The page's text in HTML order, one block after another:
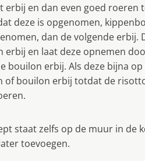
en dan even goed roeren
deze is opgenomen,
dan de volgende erbij.
erbij en laat deze opnemen
bouilon erbij. Als deze bijna
of bouilon erbij totdat de
staat zelfs op de muur in de
toevoegen.